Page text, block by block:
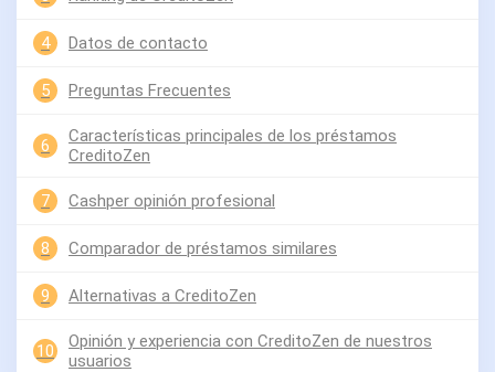
4 Datos de contacto
5 Preguntas Frecuentes
6
Características principales de los préstamos
CreditoZen
7 Cashper opinión profesional
8 Comparador de préstamos similares
9 Alternativas a CreditoZen
10
Opinión y experiencia con CreditoZen de nuestros
usuarios